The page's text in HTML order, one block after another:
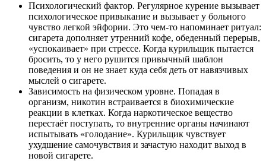
Психологический фактор. Регулярное курение вызывает
психологическое привыкание и вызывает у больного
чувство легкой эйфории. Это чем-то напоминает ритуал:
сигарета дополняет утренний кофе, обеденный перерыв,
«успокаивает» при стрессе. Когда курильщик пытается
бросить, то у него рушится привычный шаблон
поведения и он не знает куда себя деть от навязчивых
мыслей о сигарете.
Зависимость на физическом уровне. Попадая в
организм, никотин встраивается в биохимические
реакции в клетках. Когда наркотическое вещество
перестаёт поступать, то внутренние органы начинают
испытывать «голодание». Курильщик чувствует
ухудшение самочувствия и зачастую находит выход в
новой сигарете.